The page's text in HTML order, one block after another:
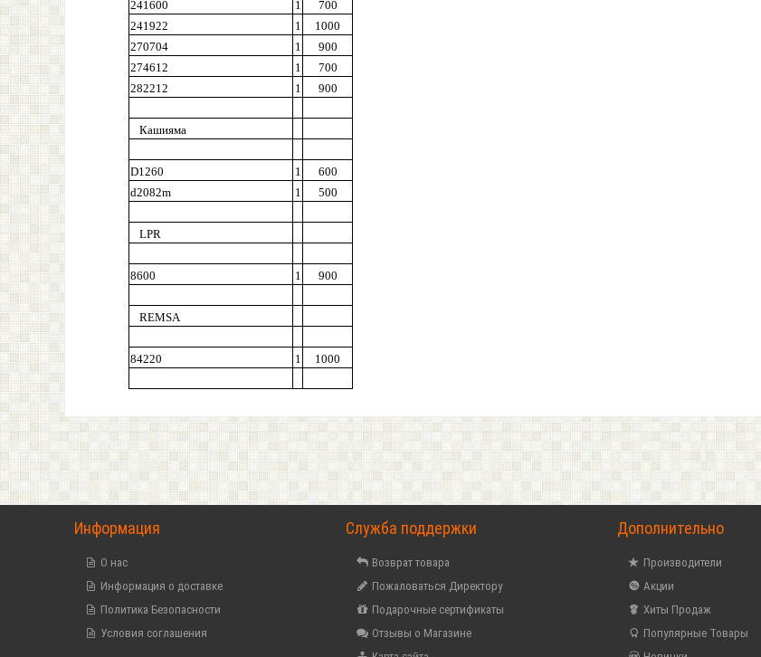
241600
1
700
241922
1
1000
270704
1
900
274612
1
700
282212
1 900
Кашияма
D1260 1
600
d2082m
1 500
LPR
8600 1 900
REMSA
84220 1 1000
Информация
О нас
Информация о доставке
Политика Безопасности
Условия соглашения
Служба поддержки
Возврат товара
Пожаловаться Директору
Подарочные сертификаты
Отзывы о Магазине
Дополнительно
Производители
Акции
Хиты Продаж
Популярные Товары